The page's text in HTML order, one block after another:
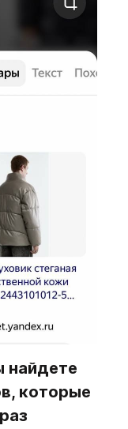
найдете
которые